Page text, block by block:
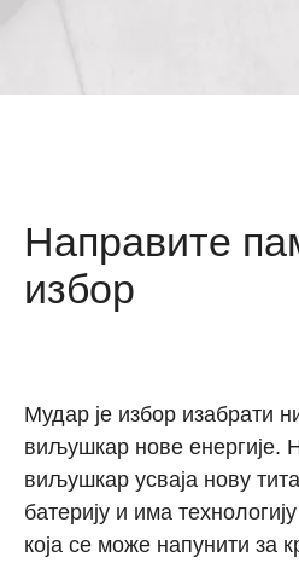
Направите
избор
Мудар је избор изабрати
виљушкар нове енергије.
виљушкар усваја нову
батерију и има
која се може напунити за